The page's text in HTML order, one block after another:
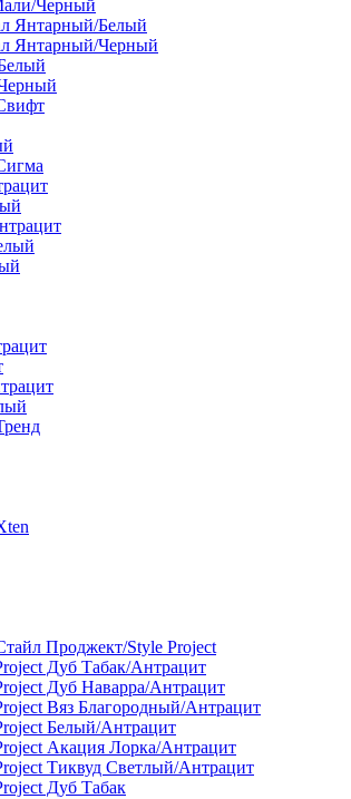
Черный
Янтарный/Белый
Янтарный/Черный
Проджект/Style Project
Дуб Табак/Антрацит
Дуб Наварра/Антрацит
Вяз Благородный/Антрацит
Белый/Антрацит
Акация Лорка/Антрацит
Тиквуд Светлый/Антрацит
Дуб Табак